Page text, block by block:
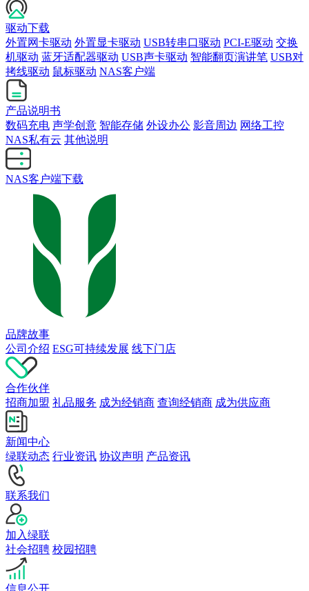
驱动下载
外置网卡驱动 外置显卡驱动 USB转串口驱动 PCI-E驱动 交换
机驱动 蓝牙适配器驱动 USB声卡驱动 智能翻页演讲笔 USB对
拷线驱动 鼠标驱动 NAS客户端
产品说明书
数码充电 声学创意 智能存储 外设办公 影音周边 网络工控
NAS私有云 其他说明
NAS客户端下载
品牌故事
公司介绍 ESG可持续发展 线下门店
合作伙伴
招商加盟 礼品服务 成为经销商 查询经销商 成为供应商
新闻中心
绿联动态 行业资讯 协议声明 产品资讯
联系我们
加入绿联
社会招聘 校园招聘
信息公开